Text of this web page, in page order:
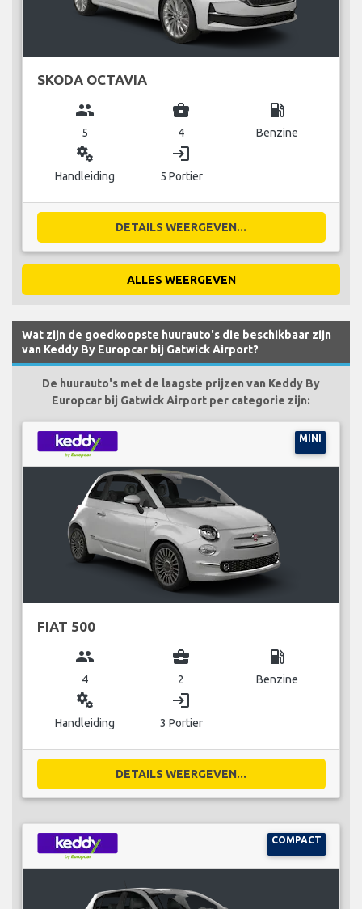
SKODA OCTAVIA
group
5
business_center
4
local_gas_station
Benzine
miscellaneous_services
Handleiding
login
5 Portier
DETAILS WEERGEVEN...
ALLES WEERGEVEN
Wat zijn de goedkoopste huurauto's die beschikbaar zijn
van Keddy By Europcar bij Gatwick Airport?
De huurauto's met de laagste prijzen van Keddy By
Europcar bij Gatwick Airport per categorie zijn:
MINI
FIAT 500
group
4
business_center
2
local_gas_station
Benzine
miscellaneous_services
Handleiding
login
3 Portier
DETAILS WEERGEVEN...
COMPACT